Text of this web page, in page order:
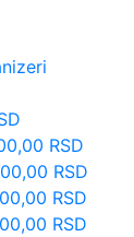
RSD
RSD
RSD
RSD